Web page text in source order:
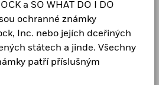
a SO WHAT DO I DO
ochranné známky
Inc. nebo jejích dceřiných
státech a jinde. Všechny
patří příslušným